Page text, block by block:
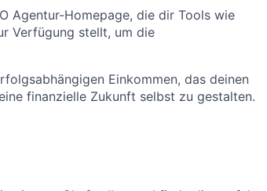
Agentur-Homepage, die dir Tools wie
Verfügung stellt, um die
Einkommen, das deinen
finanzielle Zukunft selbst zu gestalten.